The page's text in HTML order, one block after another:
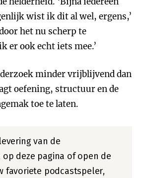
wist ik dit al wel, ergens,’
het nu scherp te
er ook echt iets mee.’
minder vrijblijvend dan
oefening, structuur en de
toe te laten.
van de
deze pagina of open de
favoriete podcastspeler,